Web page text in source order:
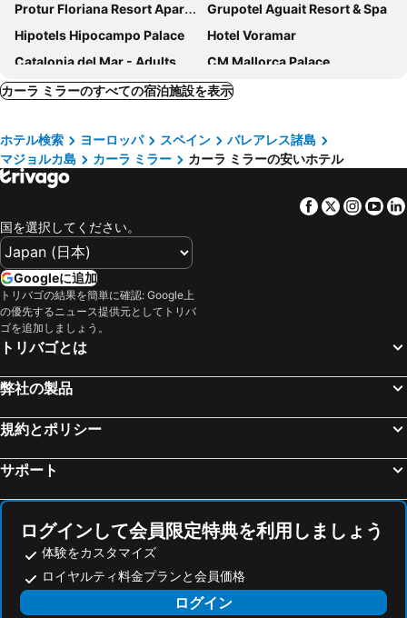
Protur Floriana Resort Aparthotel
Grupotel Aguait Resort & Spa
Hipotels Hipocampo Palace
Hotel Voramar
Catalonia del Mar - Adults Only
CM Mallorca Palace
Lago Garden Hotel & Spa
THB Guya Playa
VIVA Cala Mesquida Suites & Spa Adults Only 16+
センティド プラヤ デル モロ
Marins Suites - Adults Only Hotel
Hipotels Coma Gran
Aparthotel Marina Drach
Yartan Boutique Hotel
ベラビスタ ホテル & スパ
My Rooms Manacor Centre by My Rooms Hotels
Hipotels Cala Millor Park
Protur Bonamar Hotel
BLUESEA Cala Millor
Marins Naiya Boutique Hotel
Hipotels Hipocampo Playa
プラトール サ コマ プラヤ ホテル & スパ
センティード ホテル プラ スイーツ ゴルフ & スパ
Cap Vermell Grand Hotel
Hotel Ankaa - New Opening
Blau Punta Reina
Carrossa Hotel & Spa
プレディ ソン ヤウメル ホテル ルラル
BQ Cala Ratjada
Hotel Capricho
カーラ ミラーのすべての宿泊施設を表示
ホテル検索 ヨーロッパ スペイン
バレアレス諸島
マジョルカ島
カーラ ミラー カーラ ミラーの安いホテル
Facebook
Twitter
国を選択してください。
Googleに追加
トリバゴの結果を簡単に確認: Google上
の優先するニュース提供元としてトリバ
ゴを追加しましょう。
トリバゴとは
弊社の製品
規約とポリシー
サポート
ログインして会員限定特典を利用しましょう
体験をカスタマイズ
ロイヤルティ料金プランと会員価格
ログイン